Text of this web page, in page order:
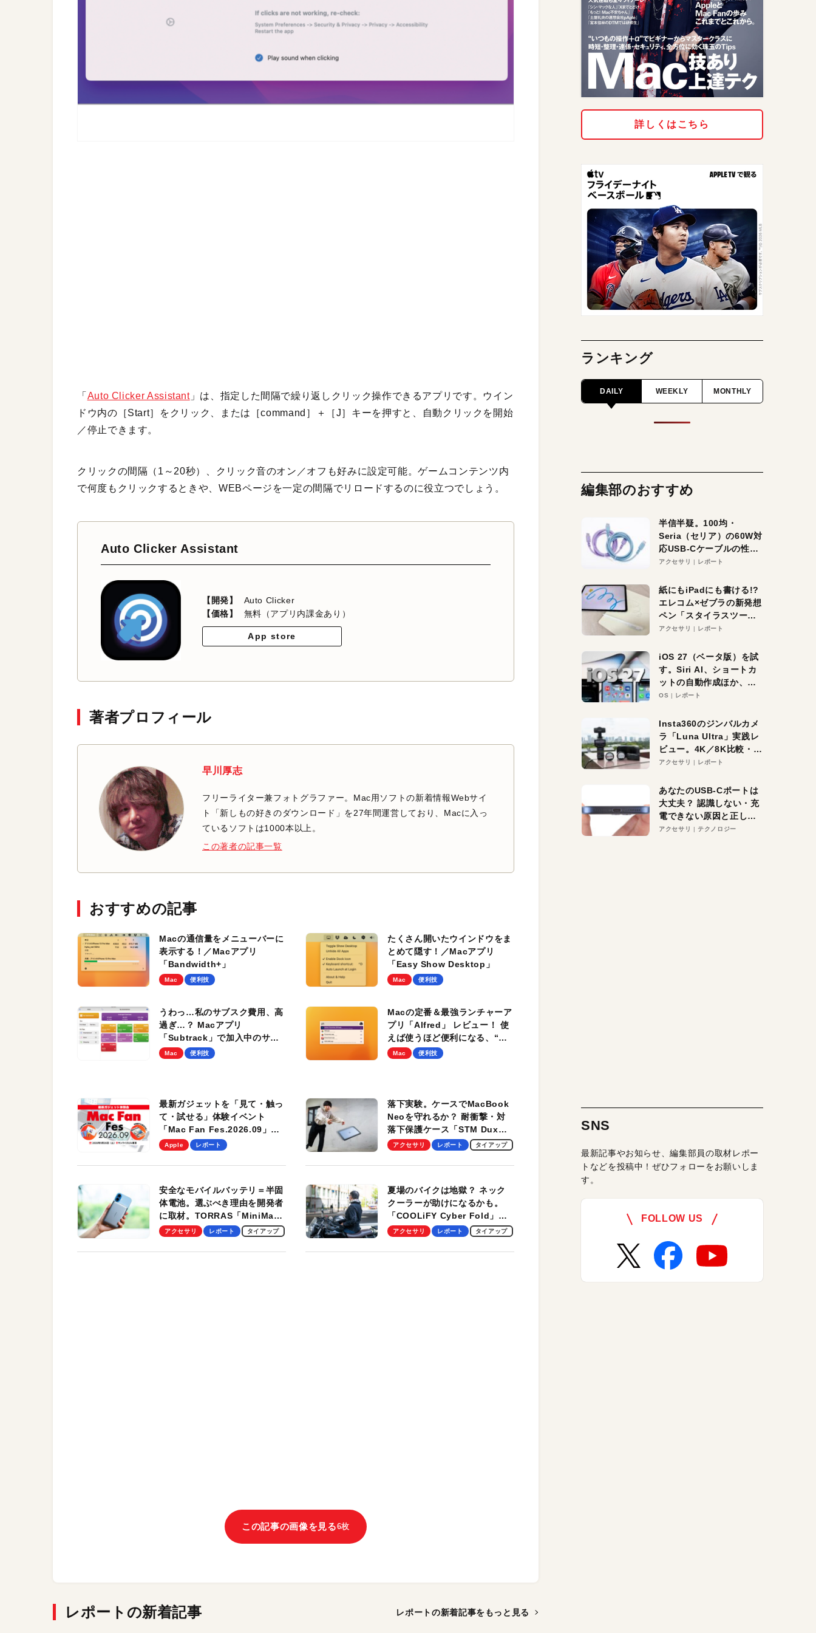
「 Auto Clicker Assistant」は、指定した間隔で繰り返しクリック操作できるアプリです。ウイン
ドウ内の［Start］をクリック、または［command］＋［J］キーを押すと、自動クリックを開始
／停止できます。
クリックの間隔（1～20秒）、クリック音のオン／オフも好みに設定可能。ゲームコンテンツ内
で何度もクリックするときや、WEBページを一定の間隔でリロードするのに役立つでしょう。
Auto Clicker Assistant
【開発】
Auto Clicker
【価格】
無料（アプリ内課金あり）
App store
著者プロフィール
早川厚志
フリーライター兼フォトグラファー。Mac用ソフトの新着情報Webサイ
ト「新しもの好きのダウンロード」を27年間運営しており、Macに入っ
ているソフトは1000本以上。
この著者の記事一覧
おすすめの記事
Macの通信量をメニューバーに
表示する！／Macアプリ
「Bandwidth+」
Mac 便利技
たくさん開いたウインドウをま
とめて隠す！／Macアプリ
「Easy Show Desktop」
Mac 便利技
うわっ…私のサブスク費用、高
過ぎ…？ Macアプリ
「Subtrack」で加入中のサブ
スクを一覧しよう
Mac 便利技
Macの定番＆最強ランチャーア
プリ「Alfred」 レビュー！ 使
えば使うほど便利になる、“ス
ルメアプリ”のおすすめ機能と
Mac 便利技
最新ガジェットを「見て・触っ
て・試せる」体験イベント
「Mac Fan Fes.2026.09」
を、9月26日（土）に開催しま
Apple レポート
落下実験。ケースでMacBook
Neoを守れるか？ 耐衝撃・対
落下保護ケース「STM Dux
Ultra」を検証。学生、ビジネ
適！
アクセサリ レポート タイアップ
安全なモバイルバッテリ＝半固
体電池。選ぶべき理由を開発者
に取材。TORRAS「MiniMag
Pro」の実機レビューも
アクセサリ レポート タイアップ
夏場のバイクは地獄？ ネック
クーラーが助けになるかも。
「COOLiFY Cyber Fold」レ
ビュー。冷却の速さ、密着する
性がグッド！
アクセサリ レポート タイアップ
この記事の画像を見る6枚
レポートの新着記事 レポートの新着記事をもっと見る
詳しくはこちら
ランキング
DAILY WEEKLY MONTHLY
編集部のおすすめ
半信半疑。100均・
Seria（セリア）の60W対
応USB-Cケーブルの性能
を検証。超コスパの1本を
アクセサリ レポート
紙にもiPadにも書ける!?
エレコム×ゼブラの新発想
ペン「スタイラスツーウ
ェイ」レビュー。持ち替
アクセサリ レポート
iOS 27（ベータ版）を試
す。Siri AI、ショートカ
ットの自動作成ほか、期
待大の便利機能5選。
る未来はすぐそこ！
OS レポート
Insta360のジンバルカメ
ラ「Luna Ultra」実践レ
ビュー。4K／8K比較・ズ
ーム・夜間撮影をチェッ
アクセサリ レポート
あなたのUSB-Cポートは
大丈夫？ 認識しない・充
電できない原因と正しい
対策
アクセサリ テクノロジー
SNS
最新記事やお知らせ、編集部員の取材レポー
トなどを投稿中！ぜひフォローをお願いしま
す。
FOLLOW US